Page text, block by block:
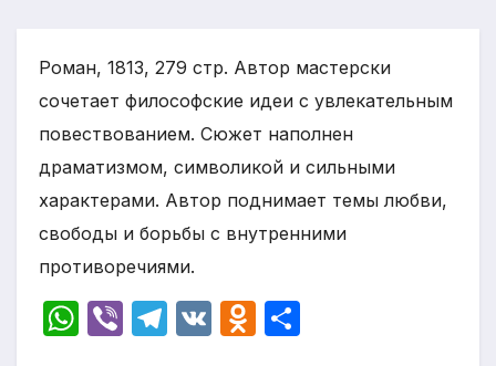
Роман, 1813, 279 стр. Автор мастерски
сочетает философские идеи с увлекательным
повествованием. Сюжет наполнен
драматизмом, символикой и сильными
характерами. Автор поднимает темы любви,
свободы и борьбы с внутренними
противоречиями.
W Vi T
V
O